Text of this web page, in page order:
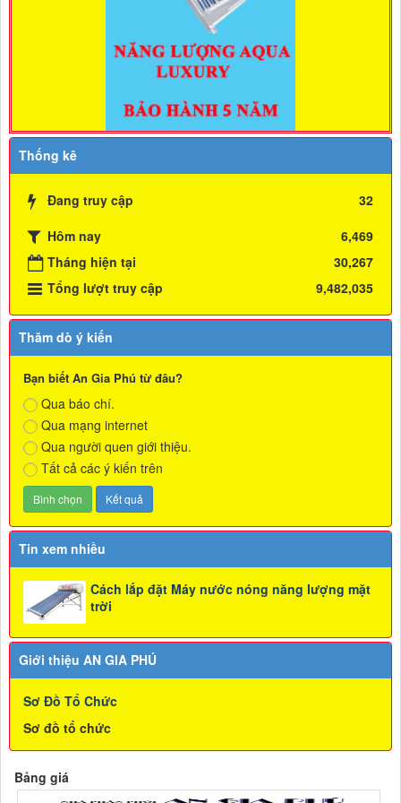
Thống kê
Đang truy cập
32
Hôm nay
6,469
Tháng hiện tại
30,267
Tổng lượt truy cập
9,482,035
Thăm dò ý kiến
Bạn biết An Gia Phú từ đâu?
Qua báo chí.
Qua mạng internet
Qua người quen giới thiệu.
Tất cả các ý kiến trên
Tin xem nhiều
Cách lắp đặt Máy nước nóng năng lượng mặt
trời
Giới thiệu AN GIA PHÚ
Sơ Đồ Tổ Chức
Sơ đồ tổ chức
Bảng giá